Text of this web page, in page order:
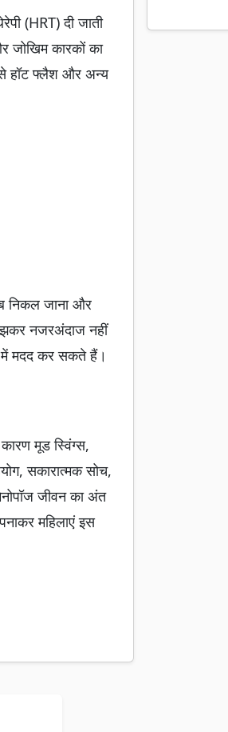
(HRT) दी जाती
जोखिम कारकों का
हॉट फ्लैश और अन्य
निकल जाना और
नजरअंदाज नहीं
में मदद कर सकते हैं।
कारण मूड स्विंग्स,
सकारात्मक सोच,
जीवन का अंत
महिलाएं इस